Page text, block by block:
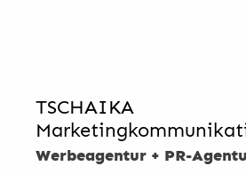
TSCHAIKA
Werbeagentur + PR-